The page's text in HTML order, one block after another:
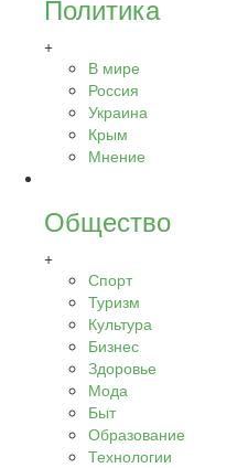
Политика
+
В мире
Россия
Украина
Крым
Мнение
Общество
+
Спорт
Туризм
Культура
Бизнес
Здоровье
Мода
Быт
Образование
Технологии